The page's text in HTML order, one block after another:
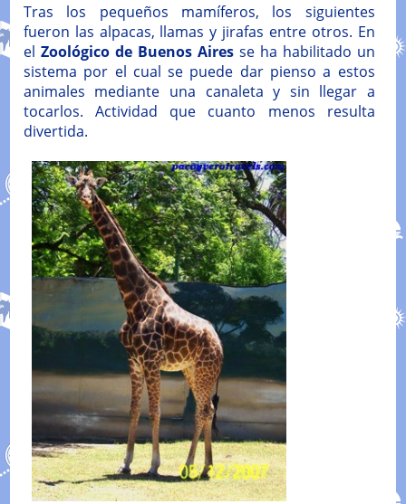
Tras los pequeños mamíferos, los siguientes
fueron las alpacas, llamas y jirafas entre otros. En
el Zoológico de Buenos Airesse ha habilitado un
sistema por el cual se puede dar pienso a estos
animales mediante una canaleta y sin llegar a
tocarlos. Actividad que cuanto menos resulta
divertida.